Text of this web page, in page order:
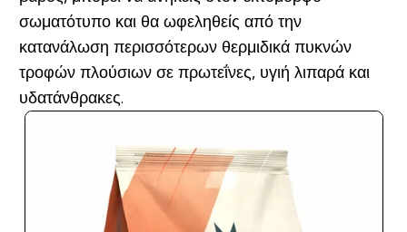
σωματότυπο και θα ωφεληθείς από την
κατανάλωση περισσότερων θερμιδικά πυκνών
τροφών πλούσιων σε πρωτεΐνες, υγιή λιπαρά και
υδατάνθρακες.